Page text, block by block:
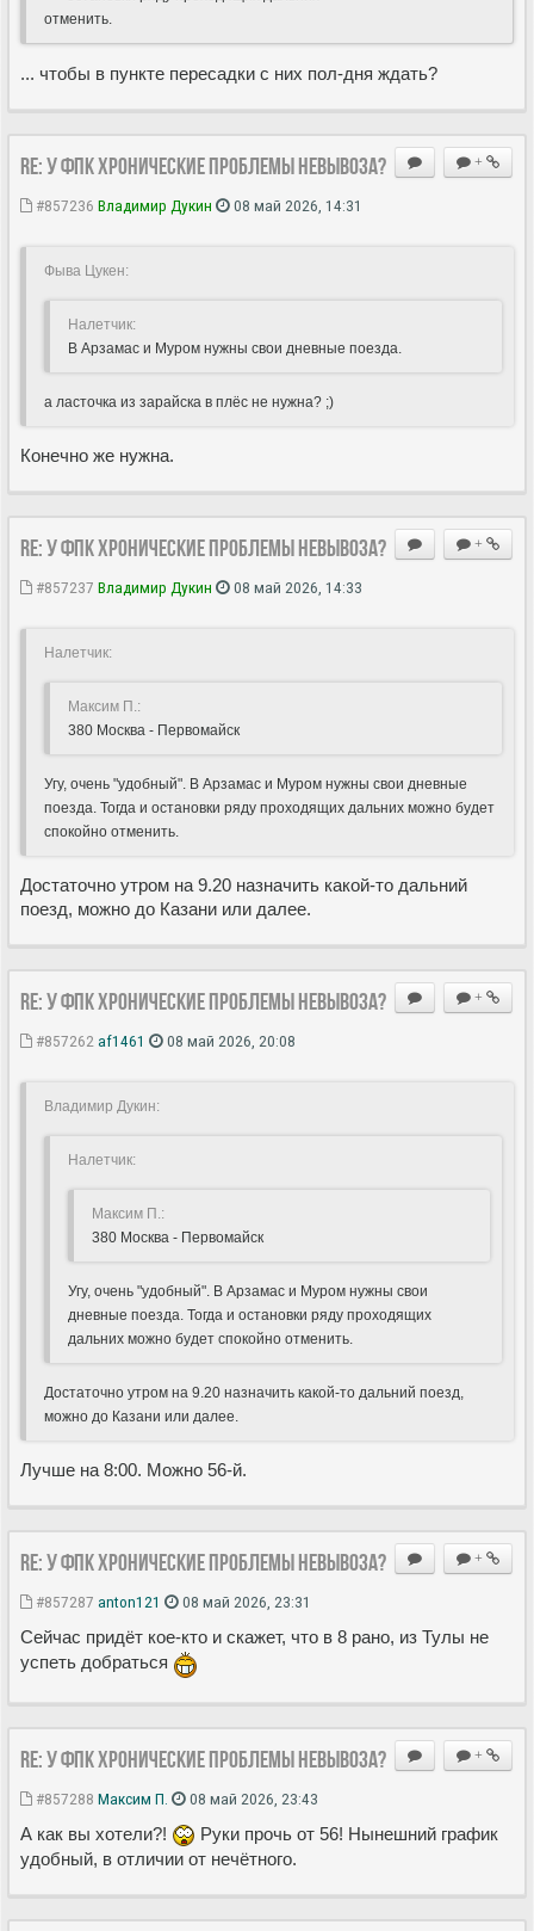
отменить.
... чтобы в пункте пересадки с них пол-дня ждать?
+
Re: У ФПК хронические проблемы невывоза?
#857236 Владимир Дукин 08 май 2026, 14:31
Фыва Цукен:
Hалетчик:
В Арзамас и Муром нужны свои дневные поезда.
а ласточка из зарайска в плёс не нужна? ;)
Конечно же нужна.
+
Re: У ФПК хронические проблемы невывоза?
#857237 Владимир Дукин 08 май 2026, 14:33
Hалетчик:
Максим П.:
380 Москва - Первомайск
Угу, очень "удобный". В Арзамас и Муром нужны свои дневные
поезда. Тогда и остановки ряду проходящих дальних можно будет
спокойно отменить.
Достаточно утром на 9.20 назначить какой-то дальний
поезд, можно до Казани или далее.
+
Re: У ФПК хронические проблемы невывоза?
#857262 af1461 08 май 2026, 20:08
Владимир Дукин:
Hалетчик:
Максим П.:
380 Москва - Первомайск
Угу, очень "удобный". В Арзамас и Муром нужны свои
дневные поезда. Тогда и остановки ряду проходящих
дальних можно будет спокойно отменить.
Достаточно утром на 9.20 назначить какой-то дальний поезд,
можно до Казани или далее.
Лучше на 8:00. Можно 56-й.
+
Re: У ФПК хронические проблемы невывоза?
#857287 anton121 08 май 2026, 23:31
Сейчас придёт кое-кто и скажет, что в 8 рано, из Тулы не
успеть добраться
+
Re: У ФПК хронические проблемы невывоза?
#857288 Максим П. 08 май 2026, 23:43
А как вы хотели?!
Руки прочь от 56! Нынешний график
удобный, в отличии от нечëтного.